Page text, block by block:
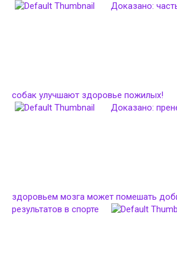
Доказано:
собак улучшают здоровье пожилых!
Доказано:
здоровьем мозга может помешать
результатов в спорте